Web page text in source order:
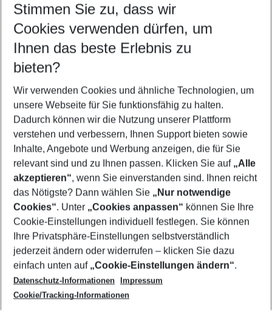
Abflughafen wählen
Beliebiger Abflughafen
Reisezeitraum wählen
11.08.26– 09.08.27 5-8 Nächte
2 Erwachsene Keine Kinder
Mehr Filter anzeigen
Footer
Footer navigation
Über uns
AGB
Cookie-Einstellungen ändern
Cookie-Richtlinie
Datenschutz
Service & Hilfe
Barrierefreies Reisen
Check-in
Folgen Sie uns
Stimmen Sie zu, dass wir
Cookies verwenden dürfen, um
Ihnen das beste Erlebnis zu
bieten?
Wir verwenden Cookies und ähnliche Technologien, um
unsere Webseite für Sie funktionsfähig zu halten.
Dadurch können wir die Nutzung unserer Plattform
verstehen und verbessern, Ihnen Support bieten sowie
Inhalte, Angebote und Werbung anzeigen, die für Sie
relevant sind und zu Ihnen passen. Klicken Sie auf „Alle
akzeptieren“, wenn Sie einverstanden sind. Ihnen reicht
das Nötigste? Dann wählen Sie „Nur notwendige
Cookies“. Unter „Cookies anpassen“ können Sie Ihre
Cookie-Einstellungen individuell festlegen. Sie können
Ihre Privatsphäre-Einstellungen selbstverständlich
jederzeit ändern oder widerrufen – klicken Sie dazu
einfach unten auf „Cookie-Einstellungen ändern“.
Datenschutz-Informationen
Impressum
Cookie/Tracking-Informationen